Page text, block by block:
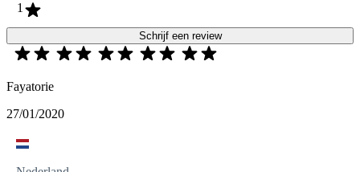
1
Schrijf een review
Fayatorie
27/01/2020